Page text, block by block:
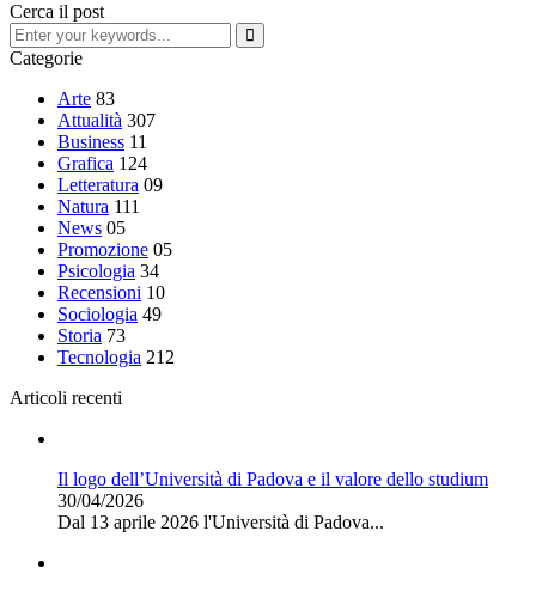
Cerca il post
Categorie
Arte 83
Attualità 307
Business 11
Grafica 124
Letteratura 09
Natura 111
News 05
Promozione 05
Psicologia 34
Recensioni 10
Sociologia 49
Storia 73
Tecnologia 212
Articoli recenti
Il logo dell’Università di Padova e il valore dello studium
30/04/2026
Dal 13 aprile 2026 l'Università di Padova...